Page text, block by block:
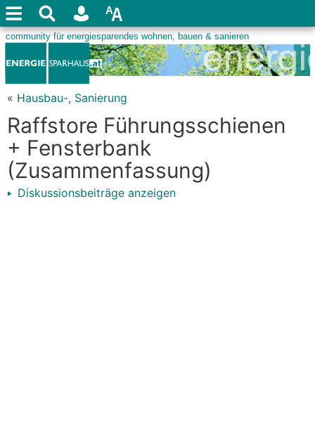
« Hausbau-, Sanierung
Raffstore Führungsschienen
+ Fensterbank
(Zusammenfassung)
Diskussionsbeiträge anzeigen